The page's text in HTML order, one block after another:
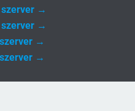
szerver →
szerver →
→
→